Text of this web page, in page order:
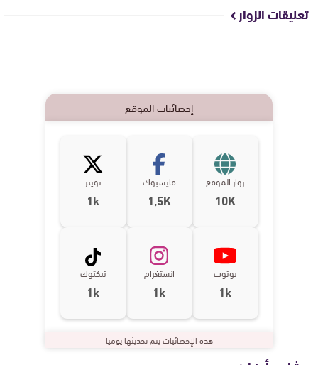
تعليقات الزوار
إحصائيات الموقع
زوار الموقع
10K
فايسبوك
1,5K
تويتر
1k
يوتوب
1k
انستغرام
1k
تيكتوك
1k
هذه الإحصائيات يتم تحديثها يوميا